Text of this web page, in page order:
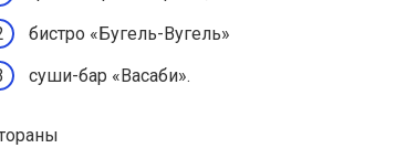
бистро «Бугель-Вугель»
суши-бар «Васаби».